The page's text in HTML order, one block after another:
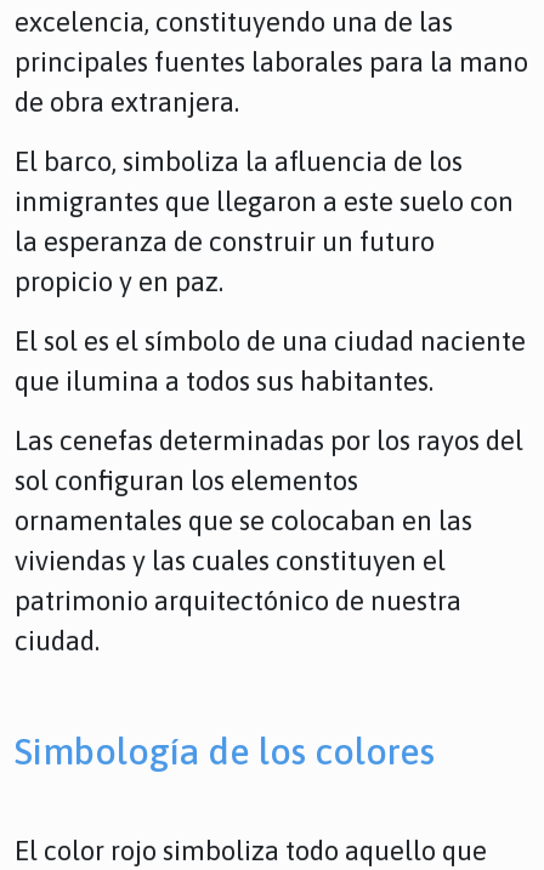
excelencia, constituyendo una de las
principales fuentes laborales para la mano
de obra extranjera.
El barco, simboliza la afluencia de los
inmigrantes que llegaron a este suelo con
la esperanza de construir un futuro
propicio y en paz.
El sol es el símbolo de una ciudad naciente
que ilumina a todos sus habitantes.
Las cenefas determinadas por los rayos del
sol configuran los elementos
ornamentales que se colocaban en las
viviendas y las cuales constituyen el
patrimonio arquitectónico de nuestra
ciudad.
Simbología de los colores
El color rojo simboliza todo aquello que